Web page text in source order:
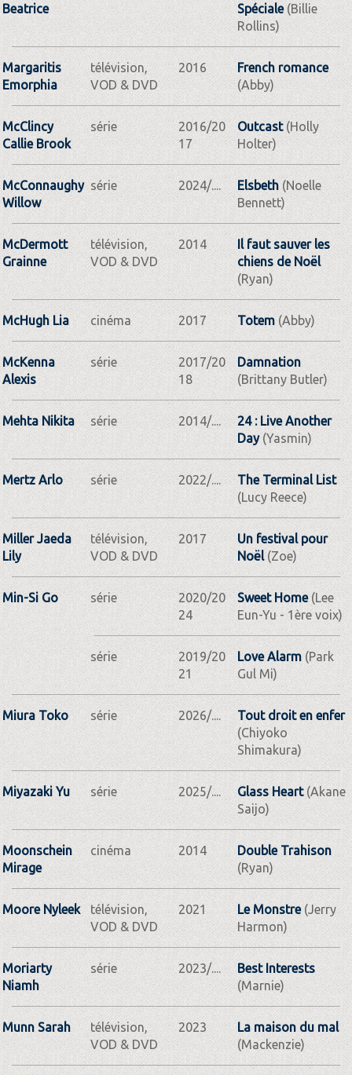
Beatrice
Spéciale(Billie
Rollins)
Margaritis
Emorphia
télévision,
VOD & DVD
2016
French romance
(Abby)
McClincy
Callie Brook
série
2016/20
17
Outcast(Holly
Holter)
McConnaughy
Willow
série 2024/.... Elsbeth(Noelle
Bennett)
McDermott
Grainne
télévision,
VOD & DVD
2014
Il faut sauver les
chiens de Noël
(Ryan)
McHugh Lia cinéma 2017 Totem(Abby)
McKenna
Alexis
série
2017/20
18
Damnation
(Brittany Butler)
Mehta Nikita série 2014/....
24 : Live Another
Day(Yasmin)
Mertz Arlo série 2022/....
The Terminal List
(Lucy Reece)
Miller Jaeda
Lily
télévision,
VOD & DVD
2017
Un festival pour
Noël(Zoe)
Min-Si Go série
2020/20
24
Sweet Home(Lee
Eun-Yu - 1ère voix)
série
2019/20
21
Love Alarm(Park
Gul Mi)
Miura Toko série 2026/....
Tout droit en enfer
(Chiyoko
Shimakura)
Miyazaki Yu série 2025/.... Glass Heart(Akane
Saijo)
Moonschein
Mirage
cinéma 2014
Double Trahison
(Ryan)
Moore Nyleek
télévision,
VOD & DVD
2021 Le Monstre(Jerry
Harmon)
Moriarty
Niamh
série 2023/....
Best Interests
(Marnie)
Munn Sarah
télévision,
VOD & DVD
2023
La maison du mal
(Mackenzie)